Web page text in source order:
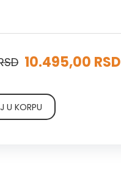
10.495,00 RSD
U KORPU